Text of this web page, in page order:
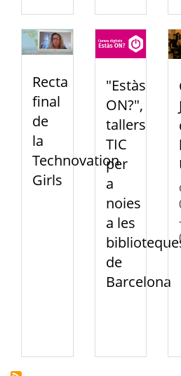
Recta
final
de
la
Technovation
Girls
"Estàs
ON?",
tallers
TIC
per
a
noies
a les
de
Barcelona